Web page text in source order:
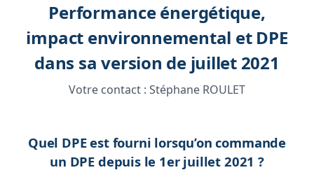
Performance énergétique,
impact environnemental et DPE
dans sa version de juillet 2021
Votre contact : Stéphane ROULET
Quel DPE est fourni lorsqu’on commande
un DPE depuis le 1er juillet 2021 ?